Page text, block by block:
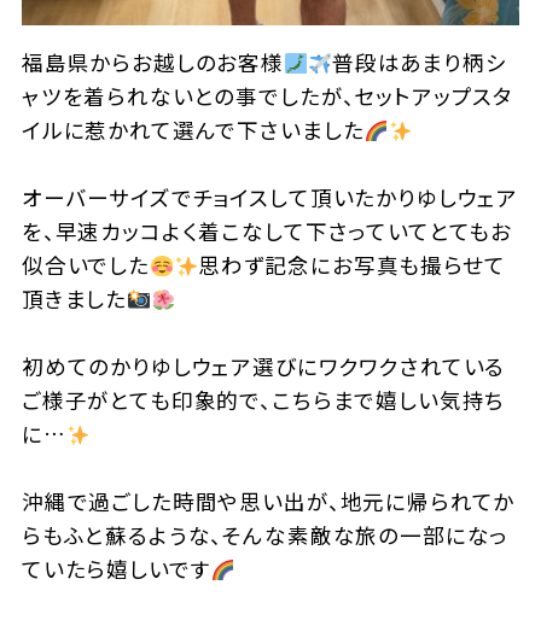
福島県からお越しのお客様
普段はあまり柄シ
ャツを着られないとの事でしたが、セットアップスタ
イルに惹かれて選んで下さいました
オーバーサイズでチョイスして頂いたかりゆしウェア
を、早速カッコよく着こなして下さっていてとてもお
似合いでした
思わず記念にお写真も撮らせて
頂きました
初めてのかりゆしウェア選びにワクワクされている
ご様子がとても印象的で、こちらまで嬉しい気持ち
に…
沖縄で過ごした時間や思い出が、地元に帰られてか
らもふと蘇るような、そんな素敵な旅の一部になっ
ていたら嬉しいです